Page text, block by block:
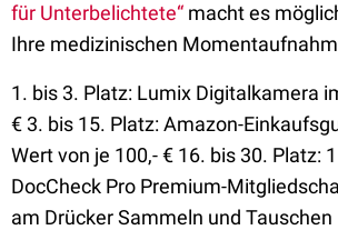
für Unterbelichtete“ macht es
Ihre medizinischen
1. bis 3. Platz: Lumix Digitalkamera
€ 3. bis 15. Platz: Amazon-
Wert von je 100,- € 16. bis 30. Platz:
DocCheck Pro Premium-
am Drücker Sammeln und Tauschen